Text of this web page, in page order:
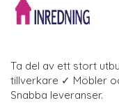
Ta del av ett stort
tillverkare ✓ Möbler
Snabba leveranser.